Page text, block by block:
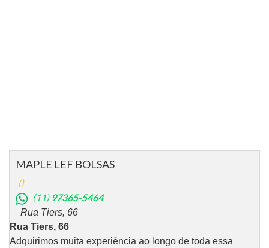
MAPLE LEF BOLSAS
()
(11) 97365-5464
Rua Tiers, 66
Rua Tiers, 66
Adquirimos muita experiência ao longo de toda essa